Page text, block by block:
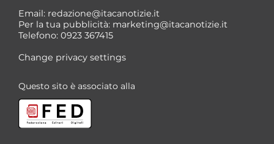
Email: redazione@itacanotizie.it
Per la tua pubblicità: marketing@itacanotizie.it
Telefono: 0923 367415
Change privacy settings
Questo sito è associato alla